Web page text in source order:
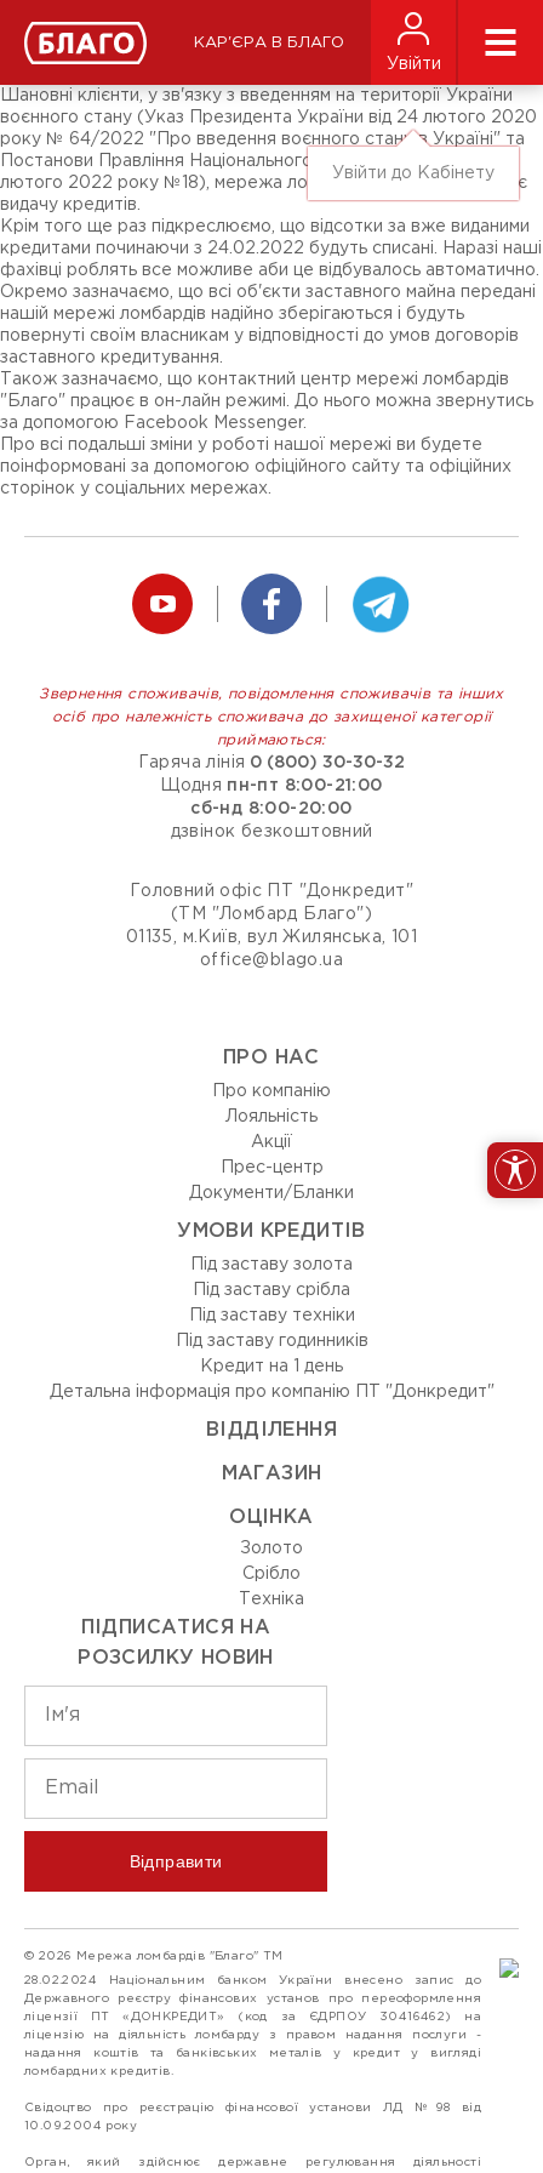
КАР'ЄРА В БЛАГО
Увійти
Увійти до Кабінету
ЗМІ про нас
Підписники соц-мереж
Ярмарки
Шановні клієнти, у зв'язку з введенням на території України
воєнного стану (Указ Президента України від 24 лютого 2020
року № 64/2022 "Про введення воєнного стану в Україні" та
Постанови Правління Національного банку України від 24
лютого 2022 року №18), мережа ломбардів "Благо" припиняє
видачу кредитів.
Крім того ще раз підкреслюємо, що відсотки за вже виданими
кредитами починаючи з 24.02.2022 будуть списані. Наразі наші
фахівці роблять все можливе аби це відбувалось автоматично.
Окремо зазначаємо, що всі об'єкти заставного майна передані
нашій мережі ломбардів надійно зберігаються і будуть
повернуті своїм власникам у відповідності до умов договорів
заставного кредитування.
Також зазначаємо, що контактний центр мережі ломбардів
"Благо" працює в он-лайн режимі. До нього можна звернутись
за допомогою Facebook Messenger.
Про всі подальші зміни у роботі нашої мережі ви будете
поінформовані за допомогою офіційного сайту та офіційних
сторінок у соціальних мережах.
Звернення споживачів, повідомлення споживачів та інших
осіб про належність споживача до захищеної категорії
приймаються:
Гаряча лінія 0 (800) 30-30-32
Щодня пн-пт 8:00-21:00
сб-нд 8:00-20:00
дзвінок безкоштовний
Головний офіс ПТ "Донкредит"
(ТМ "Ломбард Благо")
01135, м.Київ, вул Жилянська, 101
office@blago.ua
ПРО НАС
Про компанію
Лояльність
Акції
Прес-центр
Документи/Бланки
УМОВИ КРЕДИТІВ
Під заставу золота
Під заставу срібла
Під заставу техніки
Під заставу годинників
Кредит на 1 день
Детальна інформація про компанію ПТ "Донкредит"
ВIДДIЛЕННЯ
МАГАЗИН
ОЦIНКА
Золото
Срiбло
Технiка
ПІДПИСАТИСЯ НА
РОЗСИЛКУ НОВИН
Відправити
© 2026 Мережа ломбардів "Благо" ТМ
28.02.2024 Національним банком України внесено запис до
Державного реєстру фінансових установ про переоформлення
ліцензії ПТ «ДОНКРЕДИТ» (код за ЄДРПОУ 30416462) на
ліцензію на діяльність ломбарду з правом надання послуги -
надання коштів та банківських металів у кредит у вигляді
ломбардних кредитів.
Свідоцтво про реєстрацію фінансової установи ЛД №98 від
10.09.2004 року
Орган, який здійснює державне регулювання діяльності